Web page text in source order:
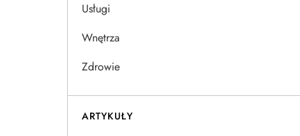
Usługi
Wnętrza
Zdrowie
ARTYKUŁY